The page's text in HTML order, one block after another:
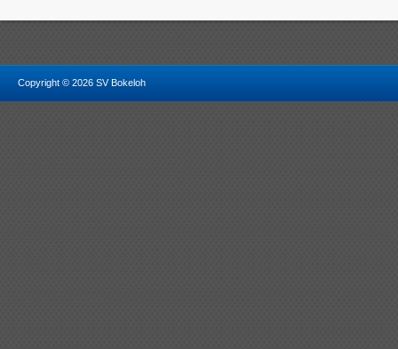
Copyright © 2026 SV Bokeloh